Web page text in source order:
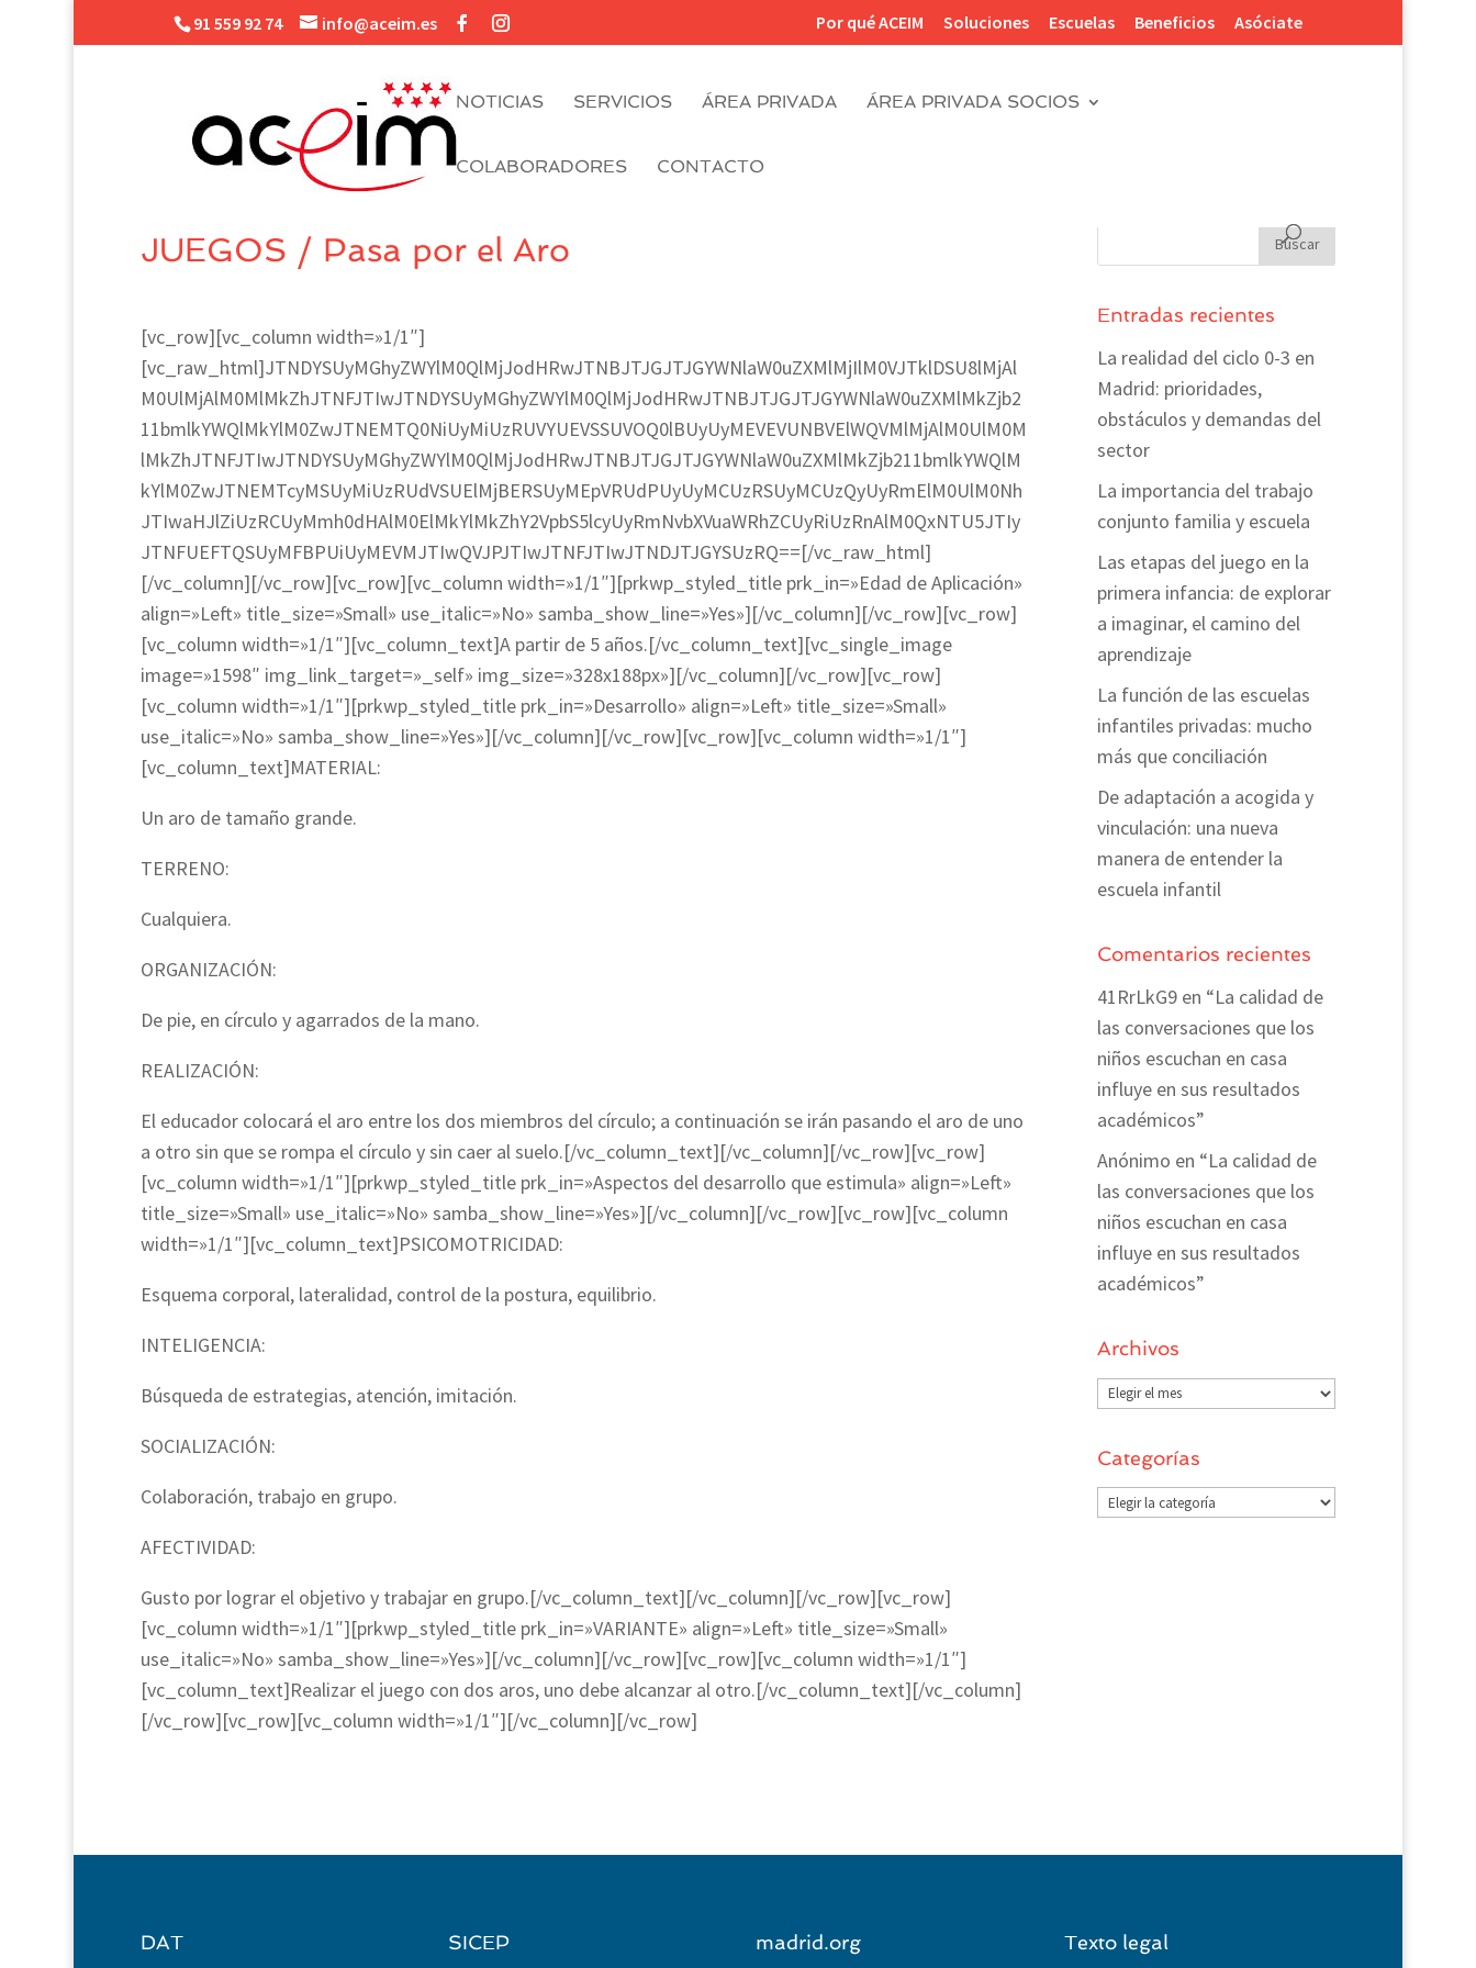
91 559 92 74 info@aceim.es Por qué ACEIM Soluciones Escuelas Beneficios Asóciate
NOTICIAS SERVICIOS ÁREA PRIVADA ÁREA PRIVADA SOCIOS
COLABORADORES CONTACTO
JUEGOS / Pasa por el Aro
[vc_row][vc_column width=»1/1″]
[vc_raw_html]JTNDYSUyMGhyZWYlM0QlMjJodHRwJTNBJTJGJTJGYWNlaW0uZXMlMjIlM0VJTklDSU8lMjAl
M0UlMjAlM0MlMkZhJTNFJTIwJTNDYSUyMGhyZWYlM0QlMjJodHRwJTNBJTJGJTJGYWNlaW0uZXMlMkZjb2
11bmlkYWQlMkYlM0ZwJTNEMTQ0NiUyMiUzRUVYUEVSSUVOQ0lBUyUyMEVEVUNBVElWQVMlMjAlM0UlM0M
lMkZhJTNFJTIwJTNDYSUyMGhyZWYlM0QlMjJodHRwJTNBJTJGJTJGYWNlaW0uZXMlMkZjb211bmlkYWQlM
kYlM0ZwJTNEMTcyMSUyMiUzRUdVSUElMjBERSUyMEpVRUdPUyUyMCUzRSUyMCUzQyUyRmElM0UlM0Nh
JTIwaHJlZiUzRCUyMmh0dHAlM0ElMkYlMkZhY2VpbS5lcyUyRmNvbXVuaWRhZCUyRiUzRnAlM0QxNTU5JTIy
JTNFUEFTQSUyMFBPUiUyMEVMJTIwQVJPJTIwJTNFJTIwJTNDJTJGYSUzRQ==[/vc_raw_html]
[/vc_column][/vc_row][vc_row][vc_column width=»1/1″][prkwp_styled_title prk_in=»Edad de Aplicación»
align=»Left» title_size=»Small» use_italic=»No» samba_show_line=»Yes»][/vc_column][/vc_row][vc_row]
[vc_column width=»1/1″][vc_column_text]A partir de 5 años.[/vc_column_text][vc_single_image
image=»1598″ img_link_target=»_self» img_size=»328x188px»][/vc_column][/vc_row][vc_row]
[vc_column width=»1/1″][prkwp_styled_title prk_in=»Desarrollo» align=»Left» title_size=»Small»
use_italic=»No» samba_show_line=»Yes»][/vc_column][/vc_row][vc_row][vc_column width=»1/1″]
[vc_column_text]MATERIAL:
Un aro de tamaño grande.
TERRENO:
Cualquiera.
ORGANIZACIÓN:
De pie, en círculo y agarrados de la mano.
REALIZACIÓN:
El educador colocará el aro entre los dos miembros del círculo; a continuación se irán pasando el aro de uno
a otro sin que se rompa el círculo y sin caer al suelo.[/vc_column_text][/vc_column][/vc_row][vc_row]
[vc_column width=»1/1″][prkwp_styled_title prk_in=»Aspectos del desarrollo que estimula» align=»Left»
title_size=»Small» use_italic=»No» samba_show_line=»Yes»][/vc_column][/vc_row][vc_row][vc_column
width=»1/1″][vc_column_text]PSICOMOTRICIDAD:
Esquema corporal, lateralidad, control de la postura, equilibrio.
INTELIGENCIA:
Búsqueda de estrategias, atención, imitación.
SOCIALIZACIÓN:
Colaboración, trabajo en grupo.
AFECTIVIDAD:
Gusto por lograr el objetivo y trabajar en grupo.[/vc_column_text][/vc_column][/vc_row][vc_row]
[vc_column width=»1/1″][prkwp_styled_title prk_in=»VARIANTE» align=»Left» title_size=»Small»
use_italic=»No» samba_show_line=»Yes»][/vc_column][/vc_row][vc_row][vc_column width=»1/1″]
[vc_column_text]Realizar el juego con dos aros, uno debe alcanzar al otro.[/vc_column_text][/vc_column]
[/vc_row][vc_row][vc_column width=»1/1″][/vc_column][/vc_row]
Entradas recientes
La realidad del ciclo 0-3 en
Madrid: prioridades,
obstáculos y demandas del
sector
La importancia del trabajo
conjunto familia y escuela
Las etapas del juego en la
primera infancia: de explorar
a imaginar, el camino del
aprendizaje
La función de las escuelas
infantiles privadas: mucho
más que conciliación
De adaptación a acogida y
vinculación: una nueva
manera de entender la
escuela infantil
Comentarios recientes
41RrLkG9en “La calidad de
las conversaciones que los
niños escuchan en casa
influye en sus resultados
académicos”
Anónimo en “La calidad de
las conversaciones que los
niños escuchan en casa
influye en sus resultados
académicos”
Archivos
Archivos
Categorías
Categorías
DAT SICEP madrid.org Texto legal